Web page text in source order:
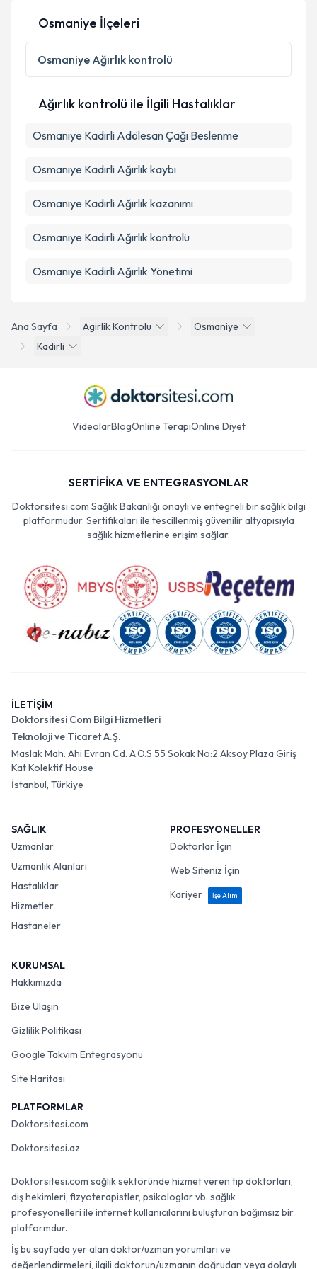
Kişisel verilerimin işlenmesine ilişkinAydınlatma
Metni
'ni okudum ve kişisel verilerimin belirtilen
kapsamda işlenmesini kabul ediyorum.
Takvim Talebini Gönder
Ana Sayfa Agirlik Kontrolu
Osmaniye
Kadirli
Osmaniye İlçeleri
Osmaniye Ağırlık kontrolü
Ağırlık kontrolü ile İlgili Hastalıklar
Osmaniye Kadirli Adölesan Çağı Beslenme
Osmaniye Kadirli Ağırlık kaybı
Osmaniye Kadirli Ağırlık kazanımı
Osmaniye Kadirli Ağırlık kontrolü
Osmaniye Kadirli Ağırlık Yönetimi
VideolarBlogOnline TerapiOnline Diyet
SERTİFİKA VE ENTEGRASYONLAR
Doktorsitesi.com Sağlık Bakanlığı onaylı ve entegreli bir sağlık bilgi
platformudur. Sertifikaları ile tescillenmiş güvenilir altyapısıyla
sağlık hizmetlerine erişim sağlar.
İLETİŞİM
Doktorsitesi Com Bilgi Hizmetleri
Teknoloji ve Ticaret A.Ş.
Maslak Mah. Ahi Evran Cd. A.O.S 55 Sokak No:2 Aksoy Plaza Giriş
Kat Kolektif House
İstanbul, Türkiye
SAĞLIK
Uzmanlar
Uzmanlık Alanları
Hastalıklar
Hizmetler
Hastaneler
PROFESYONELLER
Doktorlar İçin
Web Siteniz İçin
Kariyer
İşe Alım
KURUMSAL
Hakkımızda
Bize Ulaşın
Gizlilik Politikası
Google Takvim Entegrasyonu
Site Haritası
PLATFORMLAR
Doktorsitesi.com
Doktorsitesi.az
Doktorsitesi.com sağlık sektöründe hizmet veren tıp doktorları,
diş hekimleri, fizyoterapistler, psikologlar vb. sağlık
profesyonelleri ile internet kullanıcılarını buluşturan bağımsız bir
platformdur.
İş bu sayfada yer alan doktor/uzman yorumları ve
değerlendirmeleri, ilgili doktorun/uzmanın doğrudan veya dolaylı